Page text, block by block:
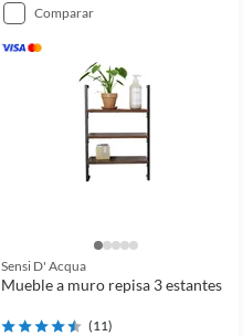
comparar
Sensi D' Acqua
Mueble a muro repisa 3 estantes
(11)